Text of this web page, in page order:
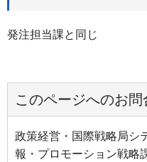
発注担当課と同じ
このページへのお問
政策経営・国際戦略局シ
報・プロモーション戦略